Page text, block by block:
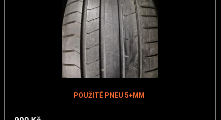
POUŽITÉ PNEU 5+MM